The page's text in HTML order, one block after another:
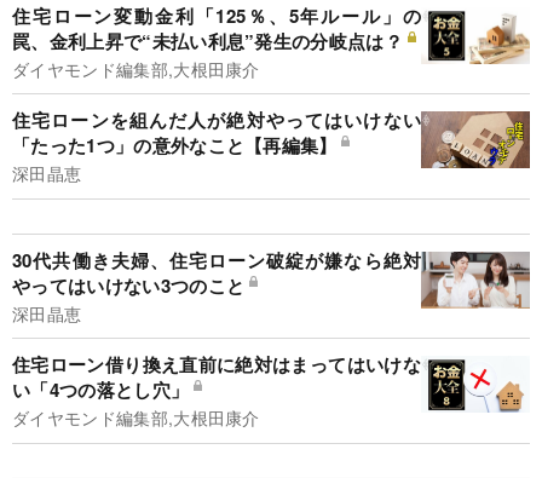
住宅ローン変動金利「125％、5年ルール」の
罠、金利上昇で“未払い利息”発生の分岐点は？
ダイヤモンド編集部,大根田康介
住宅ローンを組んだ人が絶対やってはいけない
「たった1つ」の意外なこと【再編集】
深田晶恵
30代共働き夫婦、住宅ローン破綻が嫌なら絶対
やってはいけない3つのこと
深田晶恵
住宅ローン借り換え直前に絶対はまってはいけな
い「4つの落とし穴」
ダイヤモンド編集部,大根田康介